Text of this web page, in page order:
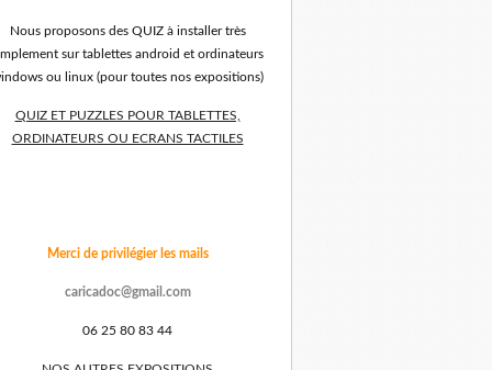
Nous proposons des QUIZ à installer très
sur tablettes android et ordinateurs
ou linux (pour toutes nos expositions)
QUIZ ET PUZZLES POUR TABLETTES,
ORDINATEURS OU ECRANS TACTILES
Merci de privilégier les mails
caricadoc@gmail.com
06 25 80 83 44